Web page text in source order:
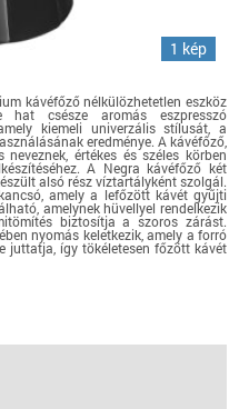
1 kép
kávéfőző nélkülözhetetlen eszköz
hat csésze aromás eszpresszó
kiemeli univerzális stílusát, a
eredménye. A kávéfőző,
értékes és széles körben
A Negra kávéfőző két
alsó rész víztartályként szolgál.
amely a lefőzött kávét gyűjti
amelynek hüvellyel rendelkezik
biztosítja a szoros zárást.
nyomás keletkezik, amely a forró
juttatja, így tökéletesen főzött kávét